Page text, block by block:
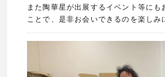
また陶華星が出展するイベント等にも
ことで、是非お会いできるのを楽しみ